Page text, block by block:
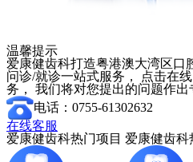
温馨提示
爱康健齿科打造粤港澳大湾区口
问诊/就诊一站式服务， 点击在
务， 我们将对您提出的问题作
电话：0755-61302632
在线客服
爱康健齿科热门项目 爱康健齿科